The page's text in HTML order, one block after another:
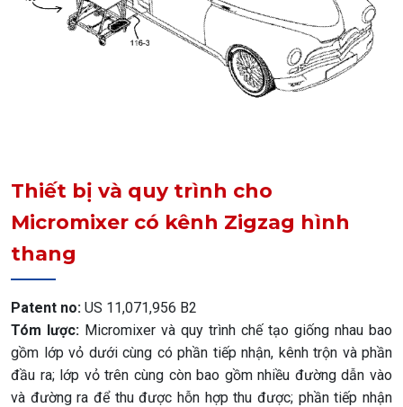
Thiết bị và quy trình cho
Micromixer có kênh Zigzag hình
thang
Patent no: US 11,071,956 B2
Tóm lược: Micromixer và quy trình chế tạo giống nhau bao
gồm lớp vỏ dưới cùng có phần tiếp nhận, kênh trộn và phần
đầu ra; lớp vỏ trên cùng còn bao gồm nhiều đường dẫn vào
và đường ra để thu được hỗn hợp thu được; phần tiếp nhận